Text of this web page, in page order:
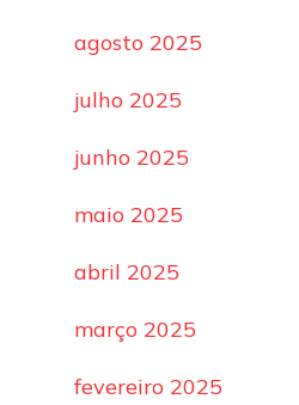
agosto 2025
julho 2025
junho 2025
maio 2025
abril 2025
março 2025
fevereiro 2025